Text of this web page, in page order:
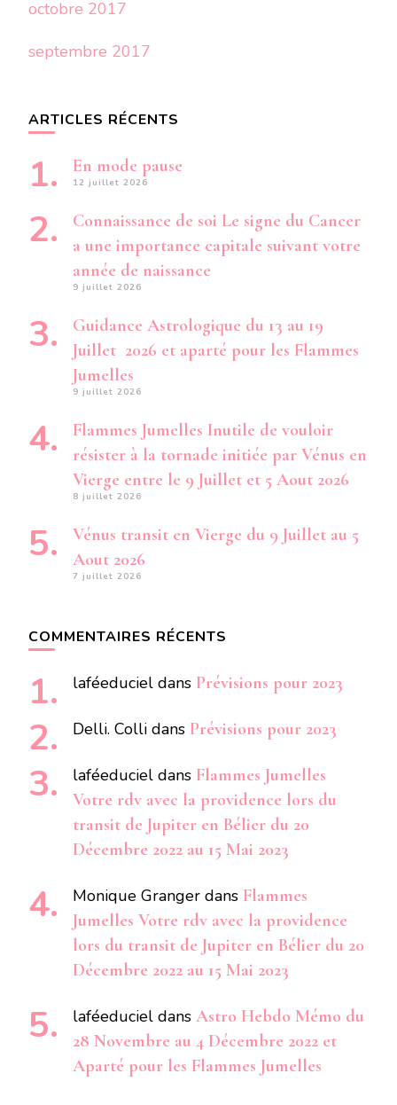
octobre 2017
septembre 2017
ARTICLES RÉCENTS
En mode pause
12 juillet 2026
Connaissance de soi Le signe du Cancer
a une importance capitale suivant votre
année de naissance
9 juillet 2026
Guidance Astrologique du 13 au 19
Juillet 2026 et aparté pour les Flammes
Jumelles
9 juillet 2026
Flammes Jumelles Inutile de vouloir
résister à la tornade initiée par Vénus en
Vierge entre le 9 Juillet et 5 Aout 2026
8 juillet 2026
Vénus transit en Vierge du 9 Juillet au 5
Aout 2026
7 juillet 2026
COMMENTAIRES RÉCENTS
laféeduciel dans Prévisions pour 2023
Delli. Colli dans Prévisions pour 2023
laféeduciel dans Flammes Jumelles
Votre rdv avec la providence lors du
transit de Jupiter en Bélier du 20
Décembre 2022 au 15 Mai 2023
Monique Granger dans Flammes
Jumelles Votre rdv avec la providence
lors du transit de Jupiter en Bélier du 20
Décembre 2022 au 15 Mai 2023
laféeduciel dans Astro Hebdo Mémo du
28 Novembre au 4 Décembre 2022 et
Aparté pour les Flammes Jumelles